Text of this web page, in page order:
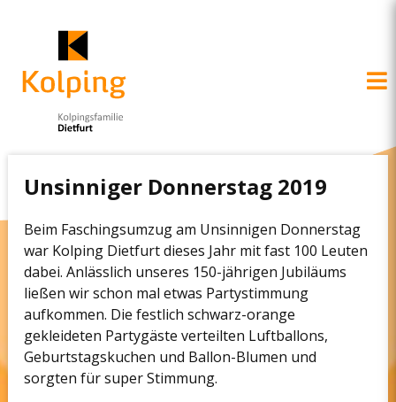
Unsinniger Donnerstag 2019
Beim Faschingsumzug am Unsinnigen Donnerstag
war Kolping Dietfurt dieses Jahr mit fast 100 Leuten
dabei. Anlässlich unseres 150-jährigen Jubiläums
ließen wir schon mal etwas Partystimmung
aufkommen. Die festlich schwarz-orange
gekleideten Partygäste verteilten Luftballons,
Geburtstagskuchen und Ballon-Blumen und
sorgten für super Stimmung.